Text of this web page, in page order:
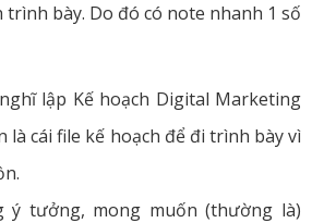
bày. Do đó có note nhanh 1 số
lập Kế hoạch Digital Marketing
là cái file kế hoạch để đi trình bày vì
ý tưởng, mong muốn (thường là)